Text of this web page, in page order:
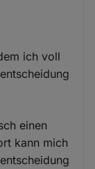
ich voll
einen
kann mich